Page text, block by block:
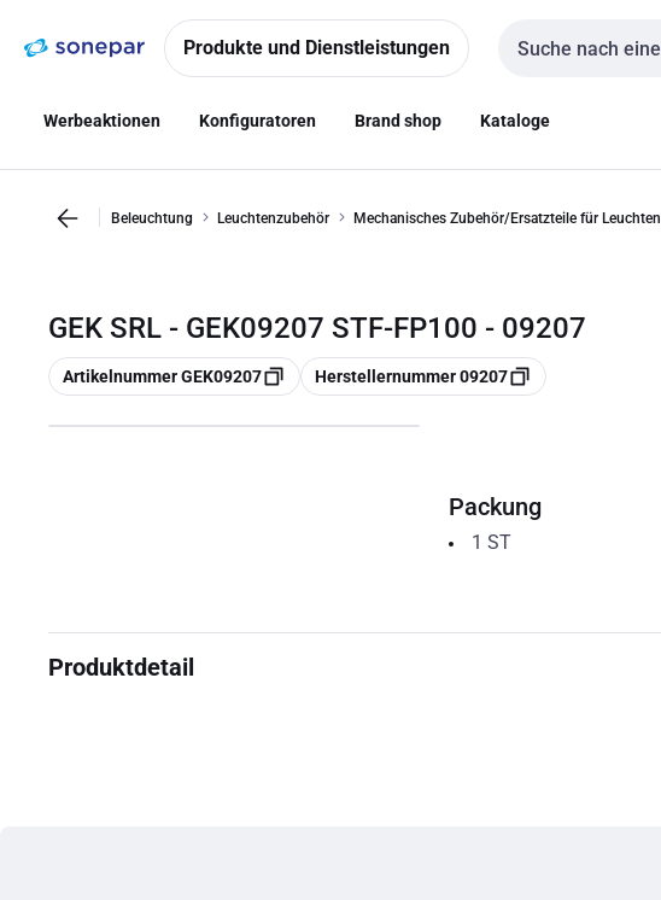
NavigationInhalt
Produkte und Dienstleistungen
Sucheingabe
Werbeaktionen Konfiguratoren Brand shop Kataloge
Beleuchtung Leuchtenzubehör Mechanisches Zubehör/Ersatzteile für Leuchten
GEK SRL - GEK09207 STF-FP100 - 09207
Kopieren
Artikelnummer GEK09207 Kopieren
Herstellernummer 09207
Packung
1 ST
Produktdetail